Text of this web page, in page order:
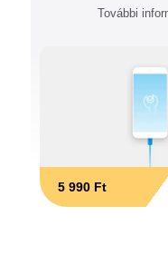
További
5 990 Ft